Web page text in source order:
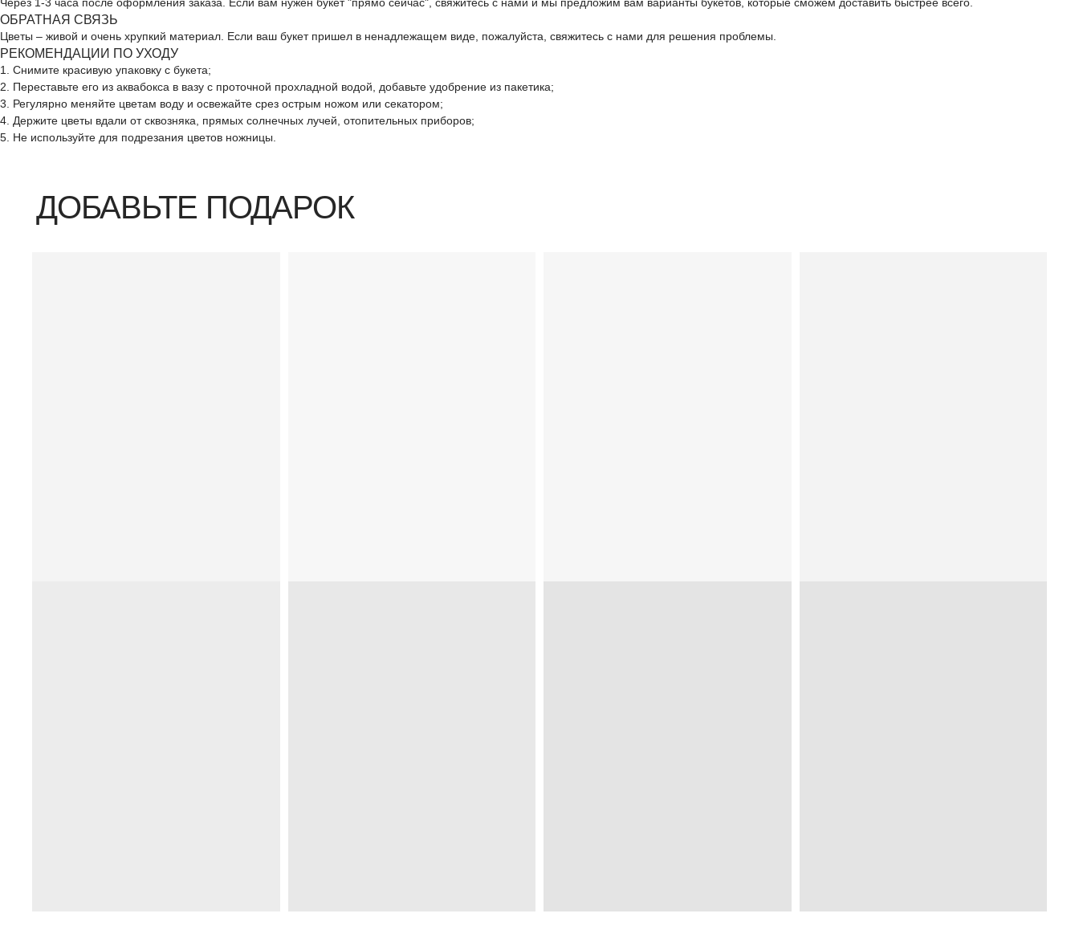
ОБРАТНАЯ СВЯЗЬ
Цветы – живой и очень хрупкий материал. Если ваш букет пришел в ненадлежащем виде, пожалуйста, свяжитесь с нами для решения проблемы.
РЕКОМЕНДАЦИИ ПО УХОДУ
1. Снимите красивую упаковку с букета;
2. Переставьте его из аквабокса в вазу с проточной прохладной водой, добавьте удобрение из пакетика;
3. Регулярно меняйте цветам воду и освежайте срез острым ножом или секатором;
4. Держите цветы вдали от сквозняка, прямых солнечных лучей, отопительных приборов;
5. Не используйте для подрезания цветов ножницы.
ДОБАВЬТЕ ПОДАРОК